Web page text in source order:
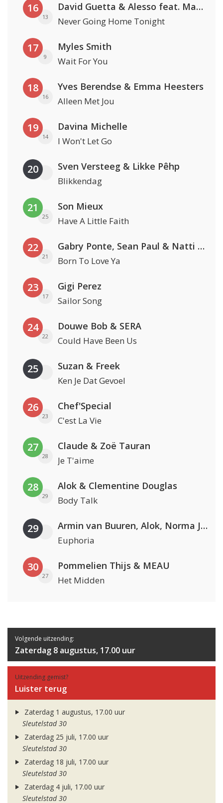
16
13
David Guetta & Alesso feat. Madison Love
Never Going Home Tonight
17
9
Myles Smith
Wait For You
18
16
Yves Berendse & Emma Heesters
Alleen Met Jou
19
14
Davina Michelle
I Won't Let Go
20 Sven Versteeg & Likke Pêhp
Blikkendag
21
25
Son Mieux
Have A Little Faith
22
21
Gabry Ponte, Sean Paul & Natti Natasha
Born To Love Ya
23
17
Gigi Perez
Sailor Song
24
22
Douwe Bob & SERA
Could Have Been Us
25 Suzan & Freek
Ken Je Dat Gevoel
26
23
Chef'Special
C'est La Vie
27
28
Claude & Zoë Tauran
Je T'aime
28
29
Alok & Clementine Douglas
Body Talk
29 Armin van Buuren, Alok, Norma Jean Martine & LAWRENT
Euphoria
30
27
Pommelien Thijs & MEAU
Het Midden
Volgende uitzending:
Zaterdag 8 augustus, 17.00 uur
Uitzending gemist?
Luister terug
Zaterdag 1 augustus, 17.00 uur
Sleutelstad 30
Zaterdag 25 juli, 17.00 uur
Sleutelstad 30
Zaterdag 18 juli, 17.00 uur
Sleutelstad 30
Zaterdag 4 juli, 17.00 uur
Sleutelstad 30